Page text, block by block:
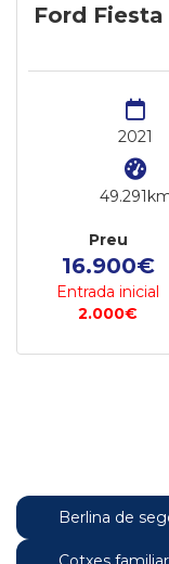
Ford Fiesta
2021
Preu
16.900€
Entrada inicial
2.000€
Berlina de